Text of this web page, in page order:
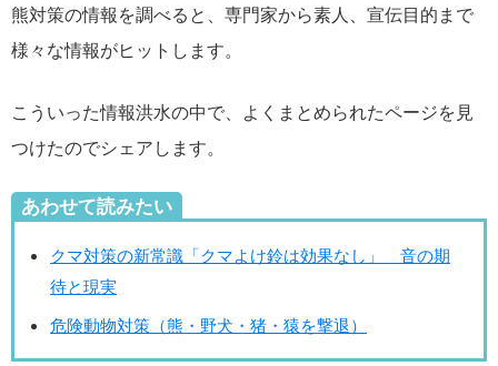
熊対策の情報を調べると、専門家から素人、宣伝目的まで
様々な情報がヒットします。
こういった情報洪水の中で、よくまとめられたページを見
つけたのでシェアします。
あわせて読みたい
クマ対策の新常識「クマよけ鈴は効果なし」 音の期
待と現実
危険動物対策（熊・野犬・猪・猿を撃退）